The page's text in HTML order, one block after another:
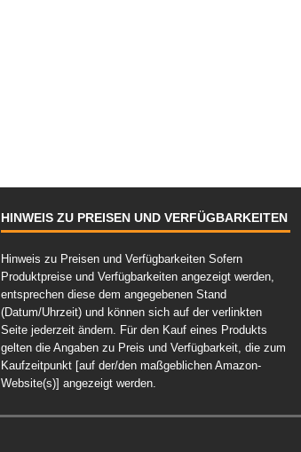
HINWEIS ZU PREISEN UND VERFÜGBARKEITEN
Hinweis zu Preisen und Verfügbarkeiten Sofern
Produktpreise und Verfügbarkeiten angezeigt werden,
entsprechen diese dem angegebenen Stand
(Datum/Uhrzeit) und können sich auf der verlinkten
Seite jederzeit ändern. Für den Kauf eines Produkts
gelten die Angaben zu Preis und Verfügbarkeit, die zum
Kaufzeitpunkt [auf der/den maßgeblichen Amazon-
Website(s)] angezeigt werden.